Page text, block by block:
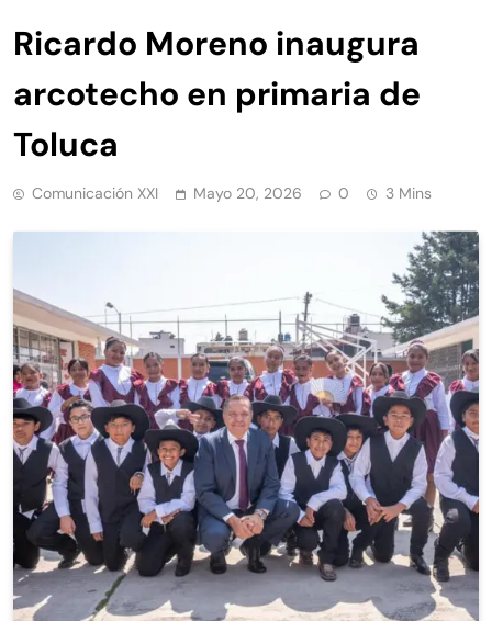
Ricardo Moreno inaugura
arcotecho en primaria de
Toluca
Comunicación XXI Mayo 20, 2026 0 3 Mins